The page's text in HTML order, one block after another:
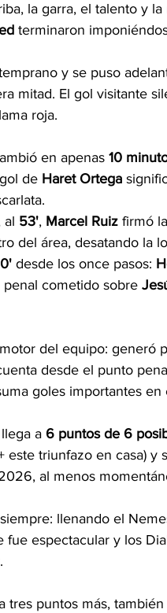
la garra, el talento y
terminaron
y se puso
mitad. El gol visitante
roja.
en apenas 10
de Haret Ortega
al 53', Marcel Ruiz firmó
del área, desatando la
desde los once pasos:
cometido sobre
del equipo: generó
desde el punto
goles importantes
a 6 puntos de 6
este triunfazo en casa) y
al menos
llenando el
fue espectacular y los
tres puntos más,